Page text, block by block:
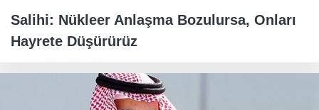
Salihi: Nükleer Anlaşma Bozulursa, Onları
Hayrete Düşürürüz